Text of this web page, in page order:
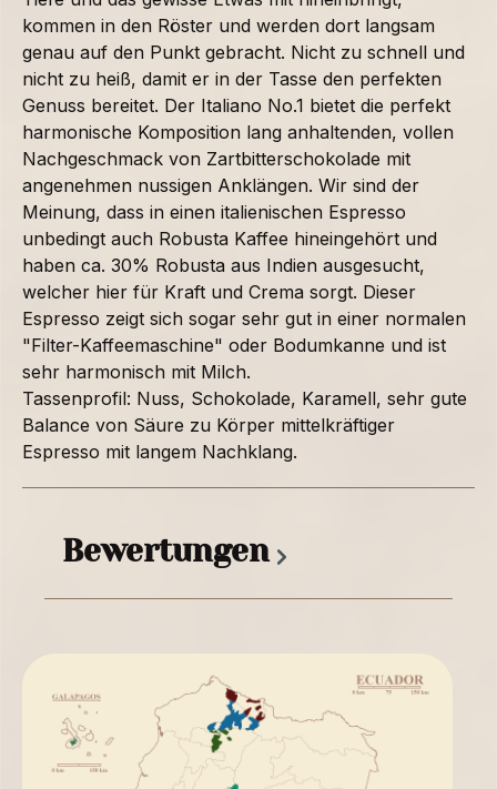
kommen in den Röster und werden dort langsam
genau auf den Punkt gebracht. Nicht zu schnell und
nicht zu heiß, damit er in der Tasse den perfekten
Genuss bereitet. Der Italiano No.1 bietet die perfekt
harmonische Komposition lang anhaltenden, vollen
Nachgeschmack von Zartbitterschokolade mit
angenehmen nussigen Anklängen. Wir sind der
Meinung, dass in einen italienischen Espresso
unbedingt auch Robusta Kaffee hineingehört und
haben ca. 30% Robusta aus Indien ausgesucht,
welcher hier für Kraft und Crema sorgt. Dieser
Espresso zeigt sich sogar sehr gut in einer normalen
"Filter-Kaffeemaschine" oder Bodumkanne und ist
sehr harmonisch mit Milch.
Tassenprofil: Nuss, Schokolade, Karamell, sehr gute
Balance von Säure zu Körper mittelkräftiger
Espresso mit langem Nachklang.
Bewertungen